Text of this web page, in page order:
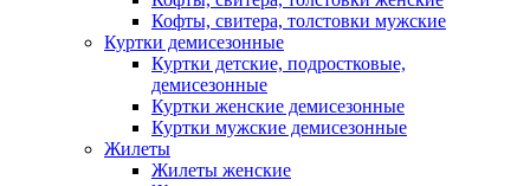
Кофты, свитера, толстовки мужские
Куртки демисезонные
Куртки детские, подростковые,
демисезонные
Куртки женские демисезонные
Куртки мужские демисезонные
Жилеты
Жилеты женские